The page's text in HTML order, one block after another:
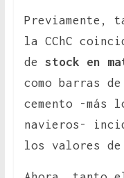
Previamente,
la CChC
de stock en
como barras
cemento -
navieros-
los valores